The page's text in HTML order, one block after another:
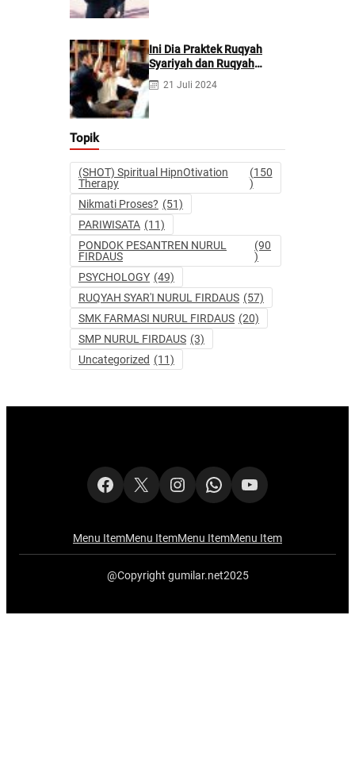
Ini Dia Praktek Ruqyah
Syariyah dan Ruqyah
Syetan Menurut Dr Gumilar
21 Juli 2024
Topik
(SHOT) Spiritual HipnOtivation
Therapy
(150
)
Nikmati Proses? (51)
PARIWISATA (11)
PONDOK PESANTREN NURUL
FIRDAUS
(90
)
PSYCHOLOGY (49)
RUQYAH SYAR'I NURUL FIRDAUS (57)
SMK FARMASI NURUL FIRDAUS (20)
SMP NURUL FIRDAUS (3)
Uncategorized (11)
Facebook
X Instagram
WhatsApp
YouTube
Menu ItemMenu ItemMenu ItemMenu Item
@Copyright gumilar.net2025